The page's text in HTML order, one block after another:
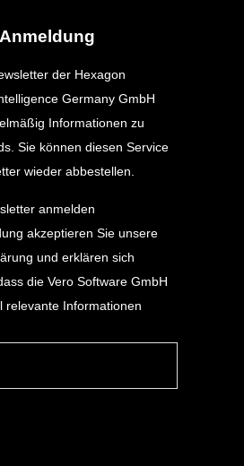
der Hexagon
Germany GmbH
Informationen zu
Sie können diesen Service
wieder abbestellen.
anmelden
akzeptieren Sie unsere
und erklären sich
die Vero Software GmbH
relevante Informationen